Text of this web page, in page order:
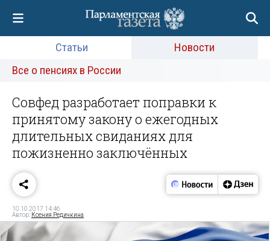
Статьи
Новости
Все о пенсиях в России
Совфед разработает поправки к
принятому закону о ежегодных
длительных свиданиях для
пожизненно заключённых
10.10.2017 14:46
Автор: Ксения Редичкина